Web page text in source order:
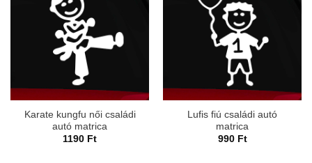
Karate kungfu női családi
autó matrica
1190 Ft
Lufis fiú családi autó
matrica
990 Ft